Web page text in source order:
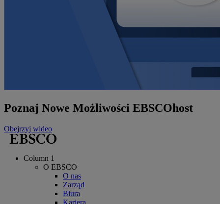
Poznaj Nowe Możliwości EBSCOhost
Obejrzyj wideo
Column 1
O EBSCO
O nas
Zarząd
Biura
Kariera